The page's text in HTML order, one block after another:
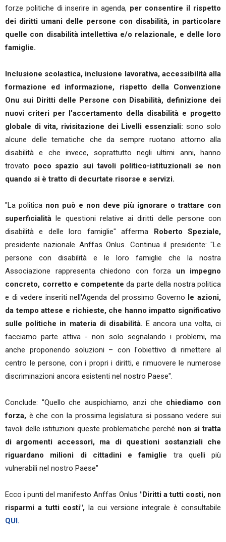
forze politiche di inserire in agenda, per consentire il rispetto
dei diritti umani delle persone con disabilità, in particolare
quelle con disabilità intellettiva e/o relazionale, e delle loro
famiglie.
Inclusione scolastica, inclusione lavorativa, accessibilità alla
formazione ed informazione, rispetto della Convenzione
Onu sui Diritti delle Persone con Disabilità, definizione dei
nuovi criteri per l'accertamento della disabilità e progetto
globale di vita, rivisitazione dei Livelli essenziali: sono solo
alcune delle tematiche che da sempre ruotano attorno alla
disabilità e che invece, soprattutto negli ultimi anni, hanno
trovato poco spazio sui tavoli politico-istituzionali se non
quando si è tratto di decurtate risorse e servizi.
"La politica non può e non deve più ignorare o trattare con
superficialità le questioni relative ai diritti delle persone con
disabilità e delle loro famiglie" afferma Roberto Speziale,
presidente nazionale Anffas Onlus. Continua il presidente: "Le
persone con disabilità e le loro famiglie che la nostra
Associazione rappresenta chiedono con forza un impegno
concreto, corretto e competente da parte della nostra politica
e di vedere inseriti nell'Agenda del prossimo Governo le azioni,
da tempo attese e richieste, che hanno impatto significativo
sulle politiche in materia di disabilità. E ancora una volta, ci
facciamo parte attiva - non solo segnalando i problemi, ma
anche proponendo soluzioni – con l'obiettivo di rimettere al
centro le persone, con i propri i diritti, e rimuovere le numerose
discriminazioni ancora esistenti nel nostro Paese".
Conclude: "Quello che auspichiamo, anzi che chiediamo con
forza, è che con la prossima legislatura si possano vedere sui
tavoli delle istituzioni queste problematiche perché non si tratta
di argomenti accessori, ma di questioni sostanziali che
riguardano milioni di cittadini e famiglie tra quelli più
vulnerabili nel nostro Paese"
Ecco i punti del manifesto Anffas Onlus "Diritti a tutti costi, non
risparmi a tutti costi", la cui versione integrale è consultabile
QUI.